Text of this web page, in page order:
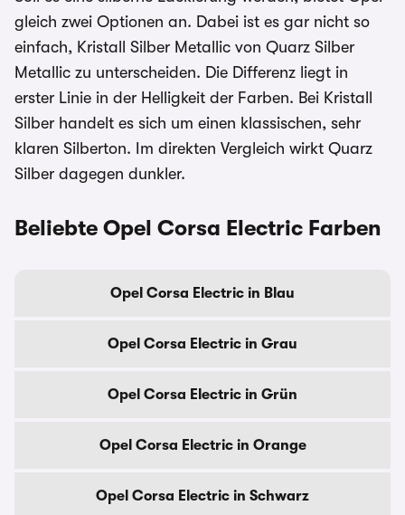
gleich zwei Optionen an. Dabei ist es gar nicht so
einfach, Kristall Silber Metallic von Quarz Silber
Metallic zu unterscheiden. Die Differenz liegt in
erster Linie in der Helligkeit der Farben. Bei Kristall
Silber handelt es sich um einen klassischen, sehr
klaren Silberton. Im direkten Vergleich wirkt Quarz
Silber dagegen dunkler.
Beliebte Opel Corsa Electric Farben
Opel Corsa Electric in Blau
Opel Corsa Electric in Grau
Opel Corsa Electric in Grün
Opel Corsa Electric in Orange
Opel Corsa Electric in Schwarz